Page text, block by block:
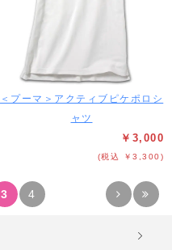
＜プーマ＞アクティブピケポロシ
ャツ
￥3,000
(税込 ￥3,300)
3 4